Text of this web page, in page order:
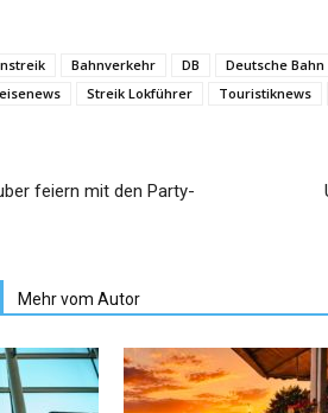
Bahnverkehr DB Deutsche Bahn
Streik Lokführer Touristiknews
feiern mit den Party-
Mehr vom Autor